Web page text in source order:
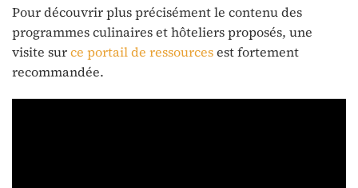
Pour découvrir plus précisément le contenu des
programmes culinaires et hôteliers proposés, une
visite surce portail de ressourcesest fortement
recommandée.